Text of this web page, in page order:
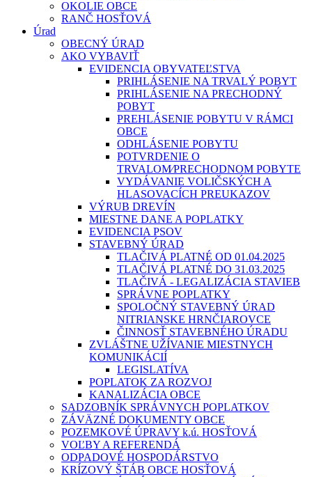
OKOLIE OBCE
RANČ HOSŤOVÁ
Úrad
OBECNÝ ÚRAD
AKO VYBAVIŤ
EVIDENCIA OBYVATEĽSTVA
PRIHLÁSENIE NA TRVALÝ POBYT
PRIHLÁSENIE NA PRECHODNÝ
POBYT
PREHLÁSENIE POBYTU V RÁMCI
OBCE
ODHLÁSENIE POBYTU
POTVRDENIE O
TRVALOM⁄PRECHODNOM POBYTE
VYDÁVANIE VOLIČSKÝCH A
HLASOVACÍCH PREUKAZOV
VÝRUB DREVÍN
MIESTNE DANE A POPLATKY
EVIDENCIA PSOV
STAVEBNÝ ÚRAD
TLAČIVÁ PLATNÉ OD 01.04.2025
TLAČIVÁ PLATNÉ DO 31.03.2025
TLAČIVÁ - LEGALIZÁCIA STAVIEB
SPRÁVNE POPLATKY
SPOLOČNÝ STAVEBNÝ ÚRAD
NITRIANSKE HRNČIAROVCE
ČINNOSŤ STAVEBNÉHO ÚRADU
ZVLÁŠTNE UŽÍVANIE MIESTNYCH
KOMUNIKÁCIÍ
LEGISLATÍVA
POPLATOK ZA ROZVOJ
KANALIZÁCIA OBCE
SADZOBNÍK SPRÁVNYCH POPLATKOV
ZÁVÄZNÉ DOKUMENTY OBCE
POZEMKOVÉ ÚPRAVY k.ú. HOSŤOVÁ
VOĽBY A REFERENDÁ
ODPADOVÉ HOSPODÁRSTVO
KRÍZOVÝ ŠTÁB OBCE HOSŤOVÁ